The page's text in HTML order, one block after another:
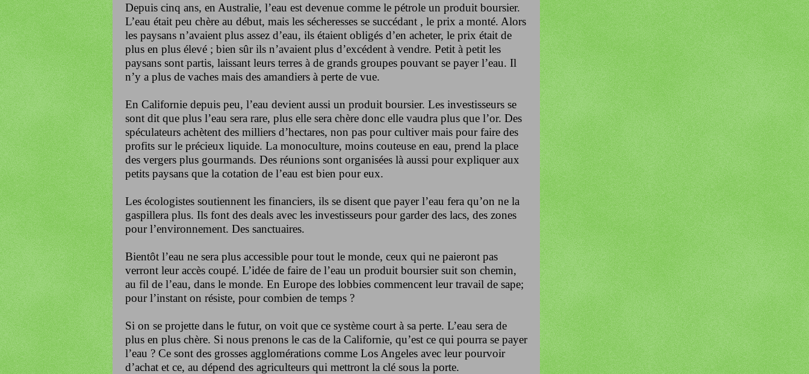
Depuis cinq ans, en Australie, l’eau est devenue comme le pétrole un produit boursier.
L’eau était peu chère au début, mais les sécheresses se succédant , le prix a monté. Alors
les paysans n’avaient plus assez d’eau, ils étaient obligés d’en acheter, le prix était de
plus en plus élevé ; bien sûr ils n’avaient plus d’excédent à vendre. Petit à petit les
paysans sont partis, laissant leurs terres à de grands groupes pouvant se payer l’eau. Il
n’y a plus de vaches mais des amandiers à perte de vue.
En Californie depuis peu, l’eau devient aussi un produit boursier. Les investisseurs se
sont dit que plus l’eau sera rare, plus elle sera chère donc elle vaudra plus que l’or. Des
spéculateurs achètent des milliers d’hectares, non pas pour cultiver mais pour faire des
profits sur le précieux liquide. La monoculture, moins couteuse en eau, prend la place
des vergers plus gourmands. Des réunions sont organisées là aussi pour expliquer aux
petits paysans que la cotation de l’eau est bien pour eux.
Les écologistes soutiennent les financiers, ils se disent que payer l’eau fera qu’on ne la
gaspillera plus. Ils font des deals avec les investisseurs pour garder des lacs, des zones
pour l’environnement. Des sanctuaires.
Bientôt l’eau ne sera plus accessible pour tout le monde, ceux qui ne paieront pas
verront leur accès coupé. L’idée de faire de l’eau un produit boursier suit son chemin,
au fil de l’eau, dans le monde. En Europe des lobbies commencent leur travail de sape;
pour l’instant on résiste, pour combien de temps ?
Si on se projette dans le futur, on voit que ce système court à sa perte. L’eau sera de
plus en plus chère. Si nous prenons le cas de la Californie, qu’est ce qui pourra se payer
l’eau ? Ce sont des grosses agglomérations comme Los Angeles avec leur pourvoir
d’achat et ce, au dépend des agriculteurs qui mettront la clé sous la porte.